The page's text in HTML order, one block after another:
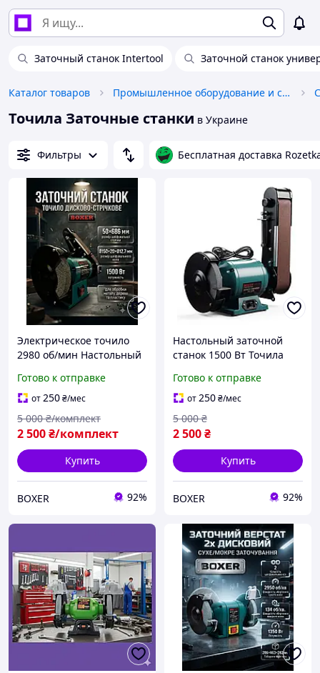
Заточный станок Intertool Заточной станок
Каталог товаров Промышленное оборудование и станки
Точила Заточные станки в Украине
Фильтры Бесплатная доставка
Электрическое точило
2980 об/мин Настольный
Настольное точило
Мощный электрический
станок для заточки
Готово к отправке
от250₴/мес
2 500₴/комплект
5 000 ₴/комплект
Купить
BOXER 92%
Настольный заточной
станок 1500 Вт Точила
об/мин Станок для
заточки универсальный
Точильный аппарат
Готово к отправке
от250₴/мес
2 500₴
5 000 ₴
Купить
BOXER 92%